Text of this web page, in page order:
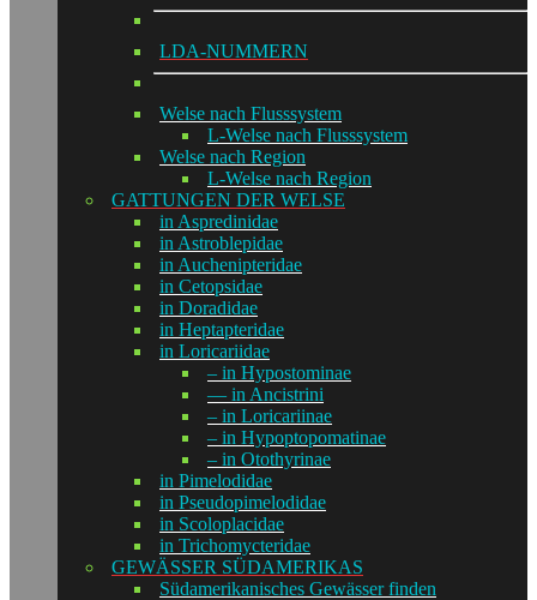
LDA-NUMMERN
Welse nach Flusssystem
L-Welse nach Flusssystem
Welse nach Region
L-Welse nach Region
GATTUNGEN DER WELSE
in Aspredinidae
in Astroblepidae
in Auchenipteridae
in Cetopsidae
in Doradidae
in Heptapteridae
in Loricariidae
– in Hypostominae
— in Ancistrini
– in Loricariinae
– in Hypoptopomatinae
– in Otothyrinae
in Pimelodidae
in Pseudopimelodidae
in Scoloplacidae
in Trichomycteridae
GEWÄSSER SÜDAMERIKAS
Südamerikanisches Gewässer finden